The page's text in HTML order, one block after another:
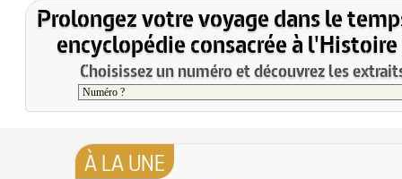
Prolongez votre voyage dans le
encyclopédie consacrée à l'Histoire
Choisissez un numéro et découvrez les
À LA UNE